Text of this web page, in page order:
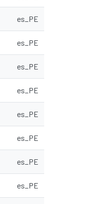
es_PE
es_PE
es_PE
es_PE
es_PE
es_PE
es_PE
es_PE